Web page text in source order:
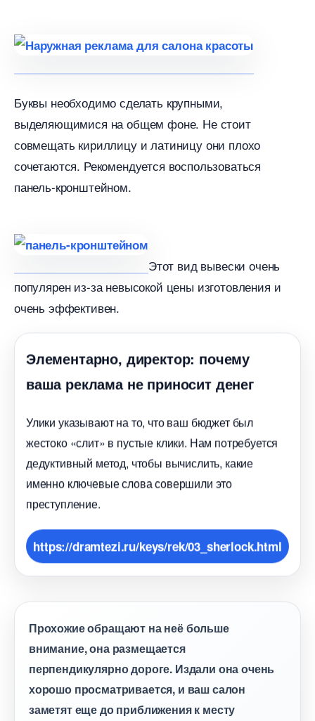
Буквы необходимо сделать крупными,
ыделяющимися на общем фоне. Не стоит
совмещать кириллицу и латиницу они плохо
сочетаются. Рекомендуется воспользоваться
панель-кронштейном.
Этот вид вывески очень
популярен из-за невысокой цены изготовления и
очень эффективен.
Элементарно, директор: почему
аша реклама не приносит дене
Улики указывают на то, что ваш бюджет был
жестоко «слит» в пустые клики. Нам потребуется
дедуктивный метод, чтобы вычислить, какие
именно ключевые слова совершили это
преступление.
https://dramtezi.ru/keys/rek/03_sherlock.html
Прохожие обращают на неё больше
нимание, она размещается
перпендикулярно дороге. Издали она очень
хорошо просматривается, и ваш салон
заметят еще до приближения к месту